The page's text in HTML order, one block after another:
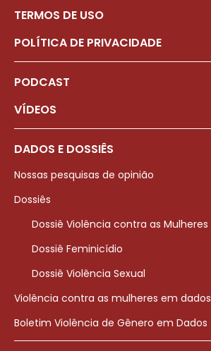
TERMOS DE USO
POLÍTICA DE PRIVACIDADE
PODCAST
VÍDEOS
DADOS E DOSSIÊS
Nossas pesquisas de opinião
Dossiês
Dossiê Violência contra as Mulheres
Dossiê Feminicídio
Dossiê Violência Sexual
Violência contra as mulheres em dados
Boletim Violência de Gênero em Dados